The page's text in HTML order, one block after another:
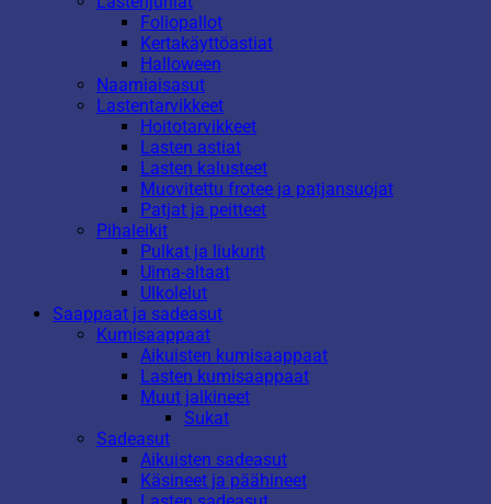
Foliopallot
Kertakäyttöastiat
Halloween
Naamiaisasut
Lastentarvikkeet
Hoitotarvikkeet
Lasten astiat
Lasten kalusteet
Muovitettu frotee ja patjansuojat
Patjat ja peitteet
Pihaleikit
Pulkat ja liukurit
Uima-altaat
Ulkolelut
Saappaat ja sadeasut
Kumisaappaat
Aikuisten kumisaappaat
Lasten kumisaappaat
Muut jalkineet
Sukat
Sadeasut
Aikuisten sadeasut
Käsineet ja päähineet